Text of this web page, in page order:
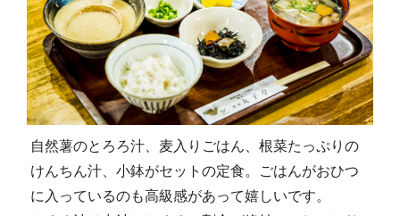
自然薯のとろろ汁、麦入りごはん、根菜たっぷりの
けんちん汁、小鉢がセットの定食。ごはんがおひつ
に入っているのも高級感があって嬉しいです。